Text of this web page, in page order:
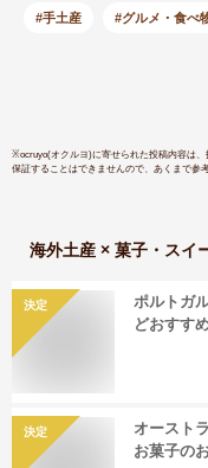
#手土産 #グルメ・食べ
※ocruyo(オクルヨ)に寄せられた投稿内容は
保証することはできませんので、あくまで参
海外土産 × 菓子・スイ
決定
ポルトガ
どおすす
決定
オースト
お菓子の